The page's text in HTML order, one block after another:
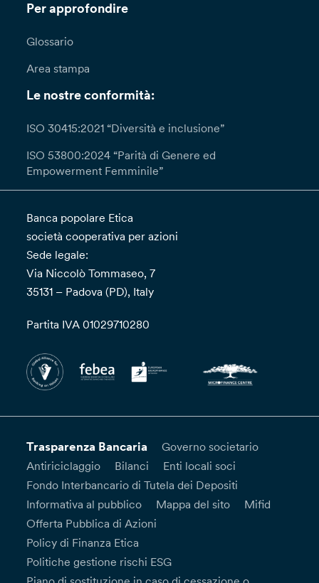
Per approfondire
Glossario
Area stampa
Le nostre conformità:
ISO 30415:2021 “Diversità e inclusione”
ISO 53800:2024 “Parità di Genere ed
Empowerment Femminile”
Banca popolare Etica
società cooperativa per azioni
Sede legale:
Via Niccolò Tommaseo, 7
35131 – Padova (PD), Italy
Partita IVA 01029710280
Trasparenza Bancaria
Governo societario
Antiriciclaggio
Bilanci
Enti locali soci
Fondo Interbancario di Tutela dei Depositi
Informativa al pubblico
Mappa del sito
Mifid
Offerta Pubblica di Azioni
Policy di Finanza Etica
Politiche gestione rischi ESG